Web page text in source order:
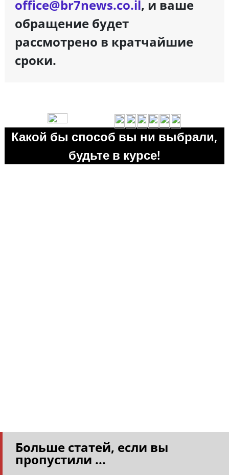
office@br7news.co.il, и ваше
обращение будет
рассмотрено в кратчайшие
сроки.
Какой бы способ вы ни выбрали,
будьте в курсе!
Больше статей, если вы
пропустили ...